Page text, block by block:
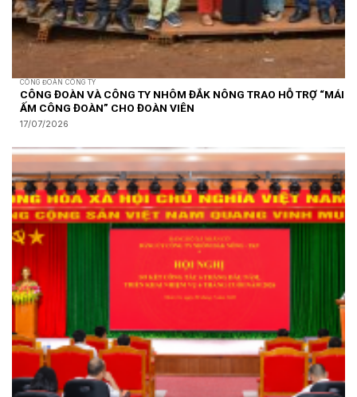
CÔNG ĐOÀN CÔNG TY
CÔNG ĐOÀN VÀ CÔNG TY NHÔM ĐẮK NÔNG TRAO HỖ TRỢ “MÁI
ẤM CÔNG ĐOÀN” CHO ĐOÀN VIÊN
17/07/2026